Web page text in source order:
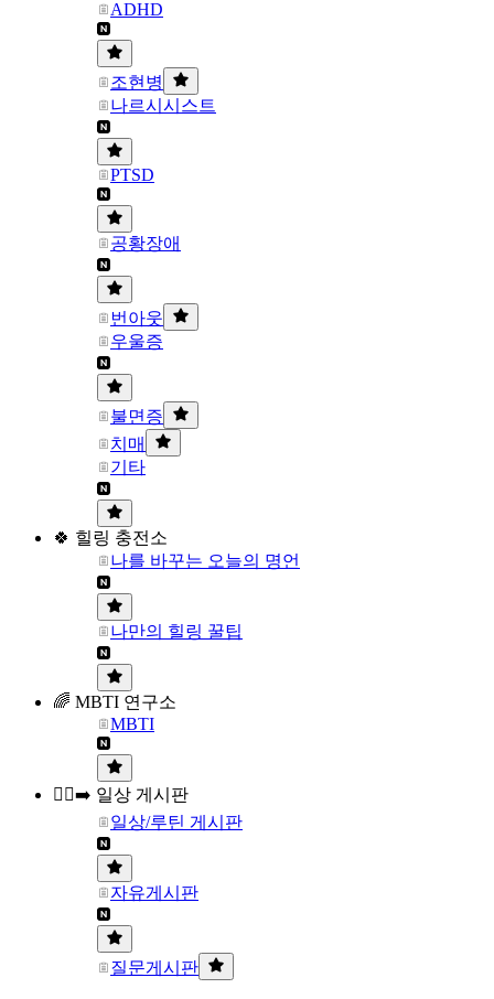
ADHD
조현병
나르시시스트
PTSD
공황장애
번아웃
우울증
불면증
치매
기타
🍀 힐링 충전소
나를 바꾸는 오늘의 명언
나만의 힐링 꿀팁
🌈 MBTI 연구소
MBTI
🏃‍♀️‍➡️ 일상 게시판
일상/루틴 게시판
자유게시판
질문게시판